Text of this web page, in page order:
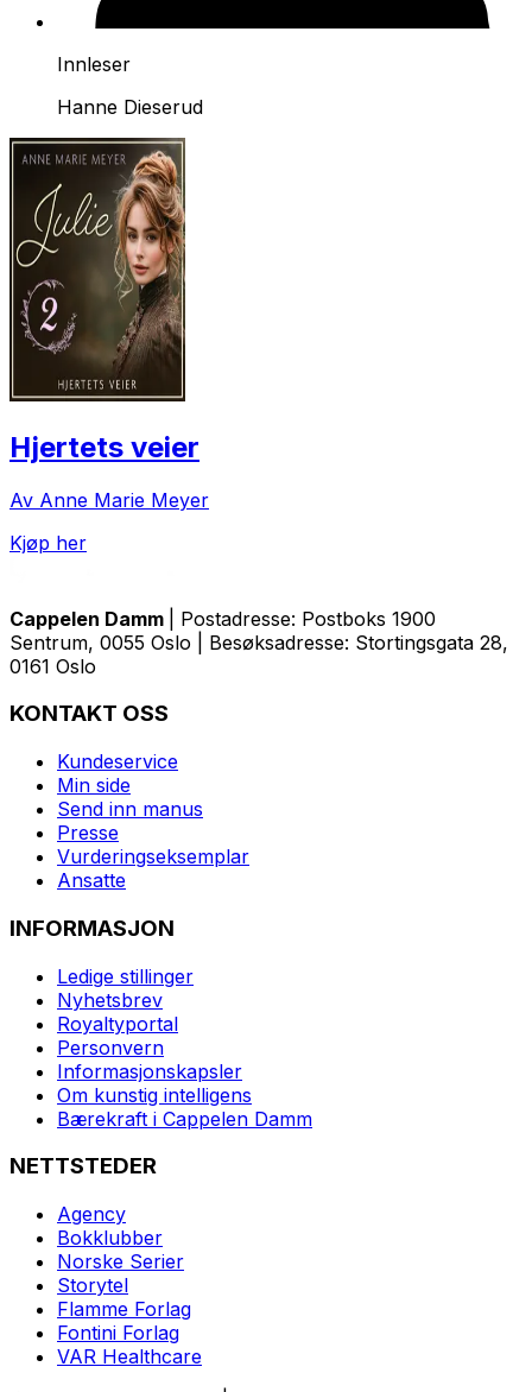
Innleser
Hanne Dieserud
Hjertets veier
Av Anne Marie Meyer
Kjøp her
Cappelen Damm
| Postadresse: Postboks 1900
Sentrum, 0055 Oslo | Besøksadresse: Stortingsgata 28,
0161 Oslo
KONTAKT OSS
Kundeservice
Min side
Send inn manus
Presse
Vurderingseksemplar
Ansatte
INFORMASJON
Ledige stillinger
Nyhetsbrev
Royaltyportal
Personvern
Informasjonskapsler
Om kunstig intelligens
Bærekraft i Cappelen Damm
NETTSTEDER
Agency
Bokklubber
Norske Serier
Storytel
Flamme Forlag
Fontini Forlag
VAR Healthcare